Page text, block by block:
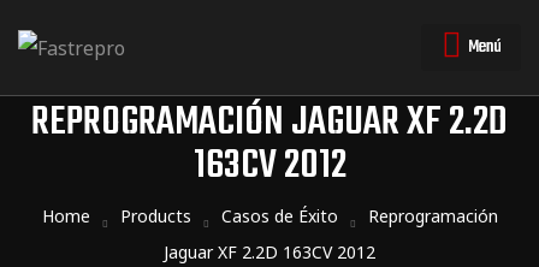
Menú
REPROGRAMACIÓN JAGUAR XF 2.2D
163CV 2012
Home Products Casos de Éxito
Reprogramación
Jaguar XF 2.2D 163CV 2012